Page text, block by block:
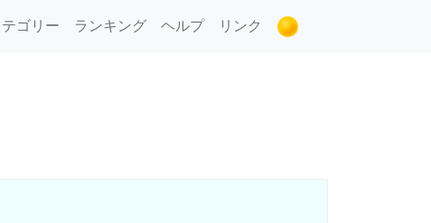
ゴリー ランキング ヘルプ
リンク